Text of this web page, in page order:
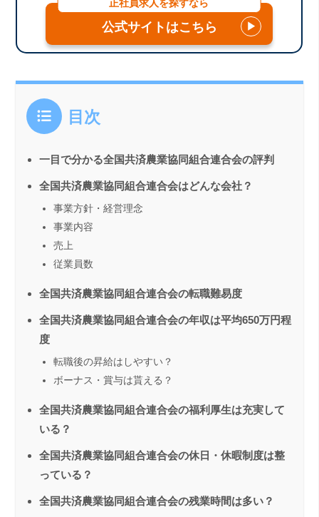
正社員求人を探すなら
公式サイトはこちら ▶
目次
一目で分かる全国共済農業協同組合連合会の評判
全国共済農業協同組合連合会はどんな会社？
事業方針・経営理念
事業内容
売上
従業員数
全国共済農業協同組合連合会の転職難易度
全国共済農業協同組合連合会の年収は平均650万円程
度
転職後の昇給はしやすい？
ボーナス・賞与は貰える？
全国共済農業協同組合連合会の福利厚生は充実して
いる？
全国共済農業協同組合連合会の休日・休暇制度は整
っている？
全国共済農業協同組合連合会の残業時間は多い？